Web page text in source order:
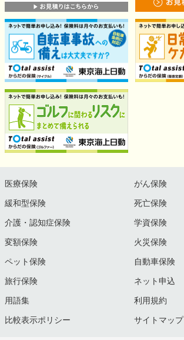
医療保険 がん保険
緩和型保険 死亡保険
介護・認知症保険 学資保険
変額保険 火災保険
ペット保険 自動車保険
旅行保険 ネット申込
用語集 利用規約
比較表示ポリシー サイトマップ